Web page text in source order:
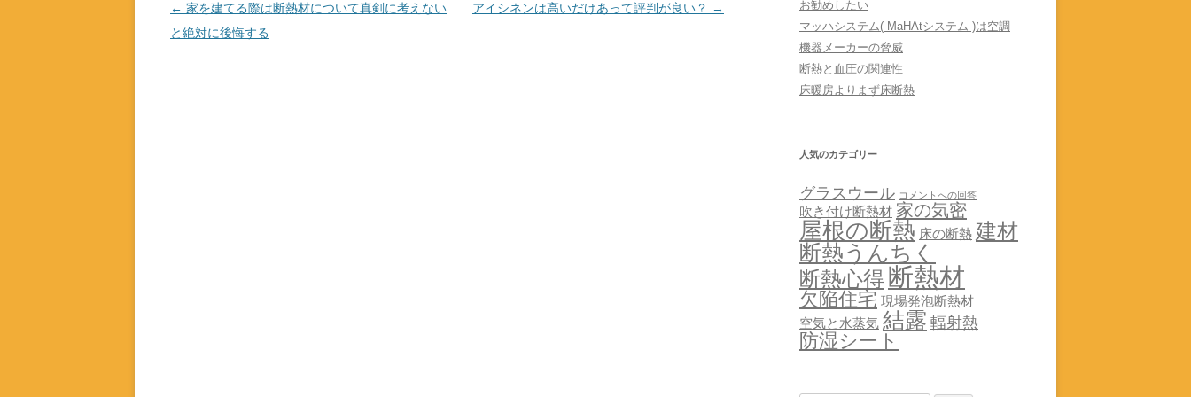
投
稿
← 家を建てる際は断熱材について真剣に考えない
と絶対に後悔する
アイシネンは高いだけあって評判が良い？ →
お勧めしたい
マッハシステム( MaHAtシステム )は空調
機器メーカーの脅威
断熱と血圧の関連性
床暖房よりまず床断熱
人気のカテゴリー
グラスウール コメントへの回答
吹き付け断熱材 家の気密
屋根の断熱 床の断熱 建材
断熱うんちく
断熱心得 断熱材
欠陥住宅 現場発泡断熱材
空気と水蒸気 結露 輻射熱
防湿シート